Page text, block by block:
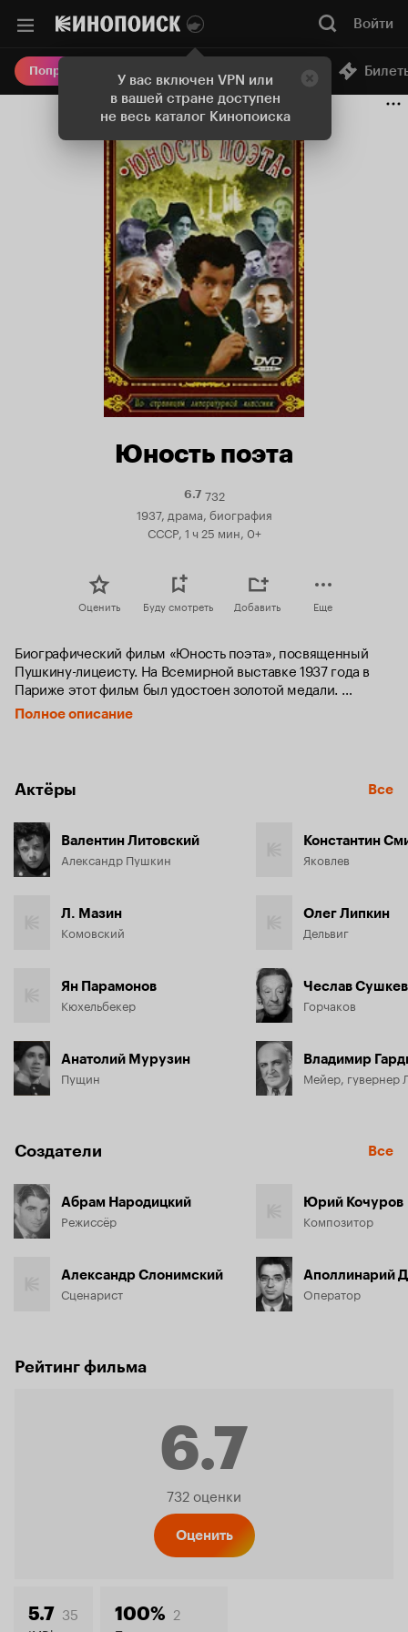
У вас включен VPN или
в вашей стране доступен
не весь каталог Кинопоиска
Войти
Попробовать Плюс Онлайн-кинотеатр
Юность поэта
6.7Рейтинг
Кинопоиска
6.7
732
1937, драма, биография
СССР, 1 ч 25 мин, 0+
Оценить Буду смотреть Добавить Еще
Биографический фильм «Юность поэта», посвященный
Пушкину-лицеисту. На Всемирной выставке 1937 года в
Париже этот фильм был удостоен золотой медали.
Режиссеру удалось исторически точно воссоздать эпоху,
передать атмосферу Царскосельского лицея в годы
Полное описание
Актёры Все
Валентин Литовский
Александр Пушкин
Л. Мазин
Комовский
Ян Парамонов
Кюхельбекер
Анатолий Мурузин
Пущин
Константин
Яковлев
Олег Липкин
Дельвиг
Чеслав
Горчаков
Владимир
Мейер, гувернер
Создатели Все
Абрам Народицкий
Режиссёр
Александр Слонимский
Сценарист
Юрий Кочуров
Композитор
Аполлинарий
Оператор
Рейтинг фильма
6.7
Рейтинг
732 оценки
Оценить
5.7 35 100% 2